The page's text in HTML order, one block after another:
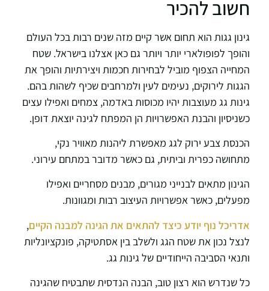
חשוב להכיר
גינון גגות הוא תחום אשר קיים מזה שנים רבות בכל העולם
והופך לפופולארי יותר ויותר גם כאן אצלנו בישראל. שטח
המחייה הצפוף מוביל לבחירות חכמות ויצירתיות והופך את
הגגות לירוקים, נעימים לעין ולמרחבים שכיף לשהות בהם.
גינות גג מעוצבות יהיו מכוסות באדמה, צמחים ואפילו עצים
כשניסיון והבנת האפשרויות הן המפתח לגינה יוצאת דופן.
הכנסת צבע ירוק לגג מאפשרת ליהנות מאוויר נקי,
מתחושה כפרית וביתית, גם כאשר מדובר במתחם עירוני.
הגינון מתאים לבנייני מגורים, מבנים מסחריים ואפילו
מפעלים, כאשר אפשרויות העיצוב רבות ומגוונות.
אדריכל נוף יודע כיצד להתאים את הגינה למבנה הקיים,
לנצל נכון את שטח הגג ולשלב בין אסתטיקה, פונקציונליות
ותנאי הסביבה הייחודיים של גינות גג.
כל שנדרש הוא רצון טוב, הבנה הנדסית שתבטיח שהגינה